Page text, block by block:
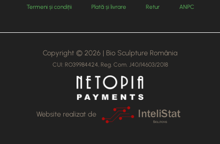
Termeni și condiții
Plată și livrare Retur ANPC
Copyright © 2026 | Bio Sculpture România
CUI: RO39984424, Reg. Com. J40/14603/2018
Website realizat de